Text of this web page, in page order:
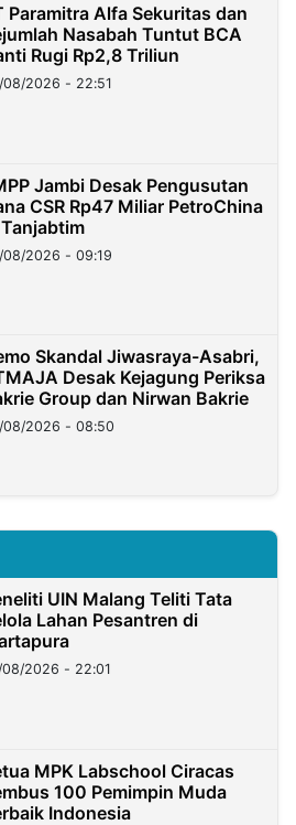
Paramitra Alfa Sekuritas dan
Nasabah Tuntut BCA
Rugi Rp2,8 Triliun
08/2026 - 22:51
Jambi Desak Pengusutan
CSR Rp47 Miliar PetroChina
08/2026 - 09:19
Skandal Jiwasraya-Asabri,
Desak Kejagung Periksa
Group dan Nirwan Bakrie
08/2026 - 08:50
UIN Malang Teliti Tata
Lahan Pesantren di
2026 - 22:01
MPK Labschool Ciracas
100 Pemimpin Muda
Indonesia